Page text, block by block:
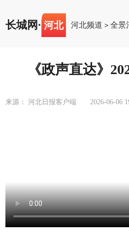
长城网 · 河北 河北频道 >全景
《政声直达》
来源： 河北日报客户端 2026-06-06